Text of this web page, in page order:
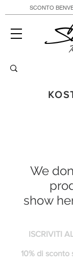
SCONTO
We
show
ISCRIVITI
10% di